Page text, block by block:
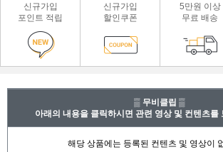
신규가입
포인트 적립
신규가입
할인쿠폰
5만원 이상
무료 배송
▒ 무비클립 ▒
아래의 내용을 클릭하시면 관련 영상 및 컨텐츠를